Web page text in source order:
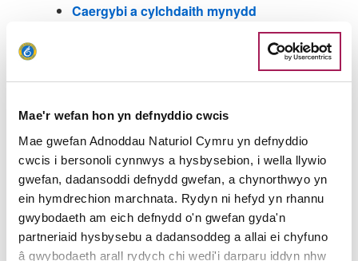
Mae'r wefan hon yn defnyddio cwcis
Mae gwefan Adnoddau Naturiol Cymru yn defnyddio
cwcis i bersonoli cynnwys a hysbysebion, i wella llywio
gwefan, dadansoddi defnydd gwefan, a chynorthwyo yn
ein hymdrechion marchnata. Rydyn ni hefyd yn rhannu
gwybodaeth am eich defnydd o'n gwefan gyda'n
partneriaid hysbysebu a dadansoddeg a allai ei chyfuno
â gwybodaeth arall rydych chi wedi'i darparu iddyn nhw
Caergybi a cylchdaith mynydd
Pwllheli i Criccieth
Fwrnais i Borth
Aberteifi i Drewyddel
Cylchtaith TyDdewi a St Non’s
Cydweli i Borth Tywyn
Cylchdaith Talacharn
Cylchteithiau cerdded Llansteffan
Pen Clawdd i Llanmadog